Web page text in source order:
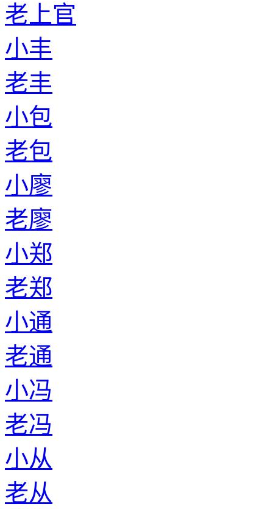
老上官
小丰
老丰
小包
老包
小廖
老廖
小郑
老郑
小通
老通
小冯
老冯
小从
老从